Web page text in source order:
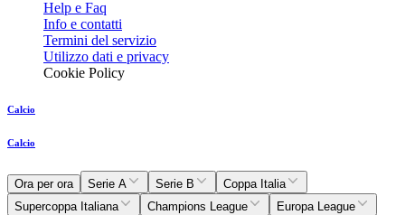
Help e Faq
Info e contatti
Termini del servizio
Utilizzo dati e privacy
Cookie Policy
Calcio
Calcio
Ora per ora Serie A Serie B
Coppa Italia
Supercoppa Italiana
Champions League
Europa League